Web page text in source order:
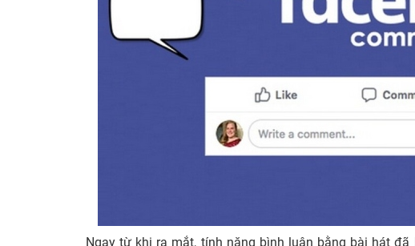
Ngay từ khi ra mắt, tính năng bình luận bằng bài hát